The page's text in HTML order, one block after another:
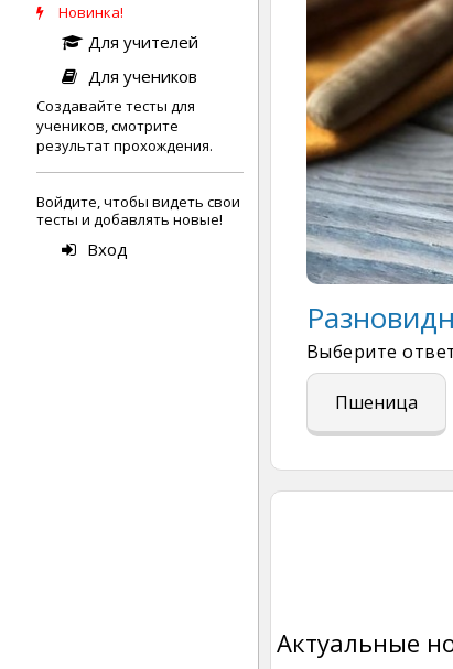
Новинка!
Для учителей
Для учеников
Создавайте тесты для
учеников, смотрите
результат прохождения.
Войдите, чтобы видеть свои
тесты и добавлять новые!
Вход
Выберите
Пшеница
Актуальные